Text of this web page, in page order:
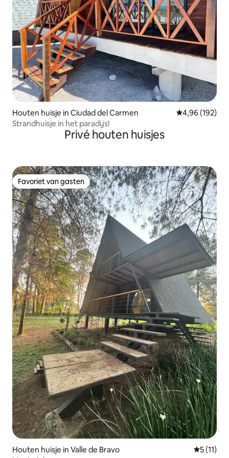
Houten huisje in Ciudad del Carmen Gemiddelde
4,96 (192)
Strandhuisje in het paradijs!
Privé houten huisjes
Favoriet van gasten
Favoriet van gasten
Houten huisje in Valle de Bravo
5 (11)